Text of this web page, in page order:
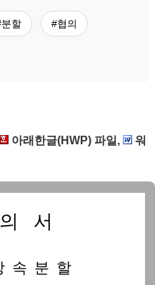
할 #협의
아래한글(HWP) 파일,
워
서
속 분 할